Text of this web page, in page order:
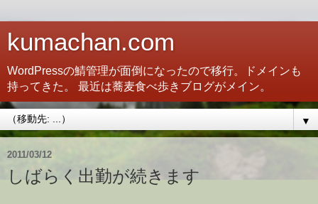
kumachan.com
WordPressの鯖管理が面倒になったので移行。ドメインも
持ってきた。 最近は蕎麦食べ歩きブログがメイン。
▼
2011/03/12
しばらく出勤が続きます